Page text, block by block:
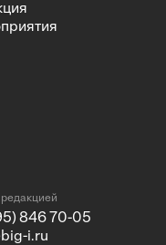
редакцией
846 70-05
i.ru